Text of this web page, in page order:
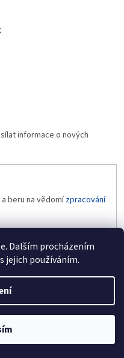
Dalším procházením
jejich používáním.
informace o nových
a beru na vědomízpracování
práva vyhrazena.